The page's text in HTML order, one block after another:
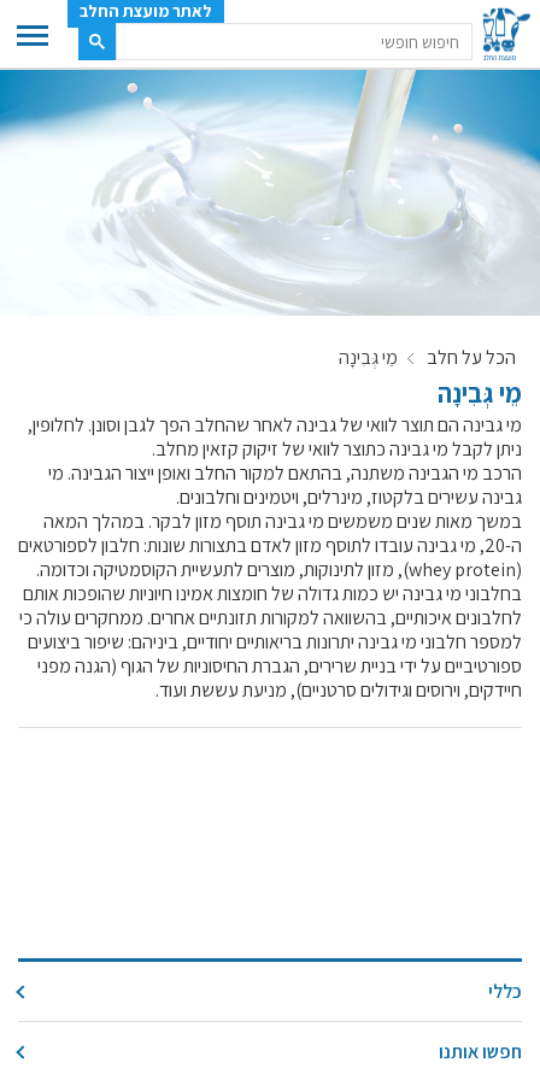
ענף החלב
מועצת החלב
משק החלב
תעשיית החלב
רשימת המחלבות
לאתר יצרני החלב
מחלקות המועצה, עיקרי עיסוקן
מפת הרפתות, הדירים והמחלבות
רשימת טלפונים – מועצת החלב
קול קורא ליצרנים חדשים – בקר / עיזים / כבשים
מכרזים
דרושים
זוכרים
צור קשר
שעת סיפור
ראיונות
ערוץ היו-טיוב שלנו
לאתר מועצת החלב
הכל על חלב מֵי גְּבִינָה
מֵי גְּבִינָה
מי גבינה הם תוצר לוואי של גבינה לאחר שהחלב הפך לגבן וסונן. לחלופין,
ניתן לקבל מי גבינה כתוצר לוואי של זיקוק קזאין מחלב.
הרכב מי הגבינה משתנה, בהתאם למקור החלב ואופן ייצור הגבינה. מי
גבינה עשירים בלקטוז, מינרלים, ויטמינים וחלבונים.
במשך מאות שנים משמשים מי גבינה תוסף מזון לבקר. במהלך המאה
ה-20, מי גבינה עובדו לתוסף מזון לאדם בתצורות שונות: חלבון לספורטאים
(whey protein), מזון לתינוקות, מוצרים לתעשיית הקוסמטיקה וכדומה.
בחלבוני מי גבינה יש כמות גדולה של חומצות אמינו חיוניות שהופכות אותם
לחלבונים איכותיים, בהשוואה למקורות תזונתיים אחרים. ממחקרים עולה כי
למספר חלבוני מי גבינה יתרונות בריאותיים יחודיים, ביניהם: שיפור ביצועים
ספורטיביים על ידי בניית שרירים, הגברת החיסוניות של הגוף (הגנה מפני
חיידקים, וירוסים וגידולים סרטניים), מניעת עששת ועוד.
כללי
חפשו אותנו